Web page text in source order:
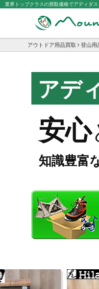
業界トップクラスの買取価格でアディダ
アウトドア用品買取 登山用
アデ
安心
知識豊富